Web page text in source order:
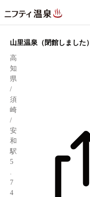
山里温泉（閉館しました）
高
知
県
/
須
崎
/
安
和
駅
5
.
7
4